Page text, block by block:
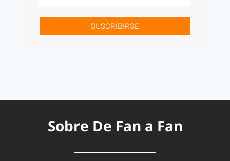
SUSCRÍBIRSE
Sobre De Fan a Fan